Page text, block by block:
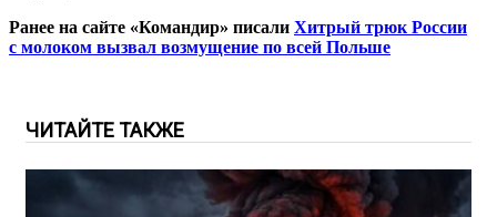
Ранее на сайте «Командир» писали Хитрый трюк России
с молоком вызвал возмущение по всей Польше
ЧИТАЙТЕ ТАКЖЕ